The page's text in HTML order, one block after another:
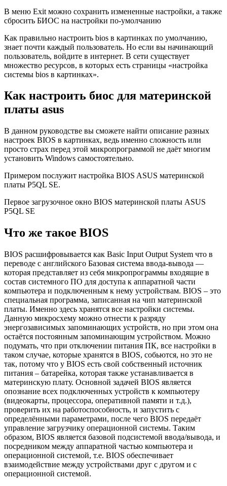
В меню Exit можно сохранить измененные настройки, а также
сбросить БИОС на настройки по-умолчанию
Как правильно настроить bios в картинках по умолчанию,
знает почти каждый пользователь. Но если вы начинающий
пользователь, войдите в интернет. В сети существует
множество ресурсов, в которых есть страницы «настройка
системы bios в картинках».
Как настроить биос для материнской
платы asus
В данном руководстве вы сможете найти описание разных
настроек BIOS в картинках, ведь именно сложность или
просто страх перед этой микропрограммой не даёт многим
установить Windows самостоятельно.
Примером послужит настройка BIOS ASUS материнской
платы P5QL SE.
Первое загрузочное окно BIOS материнской платы ASUS
P5QL SE
Что же такое BIOS
BIOS расшифровывается как Basic Input Output System что в
переводе с английского Базовая система ввода-вывода —
которая представляет из себя микропрограммы входящие в
состав системного ПО для доступа к аппаратной части
компьютера и подключенным к нему устройствам. BIOS – это
специальная программа, записанная на чип материнской
платы. Именно здесь хранятся все настройки системы.
Данную микросхему можно отнести к разряду
энергозависимых запоминающих устройств, но при этом она
остаётся постоянным запоминающим устройством. Можно
подумать, что при отключении питания ПК, все настройки в
таком случае, которые хранятся в BIOS, собьются, но это не
так, потому что у BIOS есть свой собственный источник
питания – батарейка, которая также устанавливается в
материнскую плату. Основной задачей BIOS является
опознание всех подключенных устройств к компьютеру
(видеокарты, процессора, оперативной памяти и т.д.),
проверить их на работоспособность, и запустить с
определёнными параметрами, после чего BIOS передаёт
управление загрузчику операционной системы. Таким
образом, BIOS является базовой подсистемой ввода/вывода, и
посредником между аппаратной частью компьютера и
операционной системой, т.е. BIOS обеспечивает
взаимодействие между устройствами друг с другом и с
операционной системой.